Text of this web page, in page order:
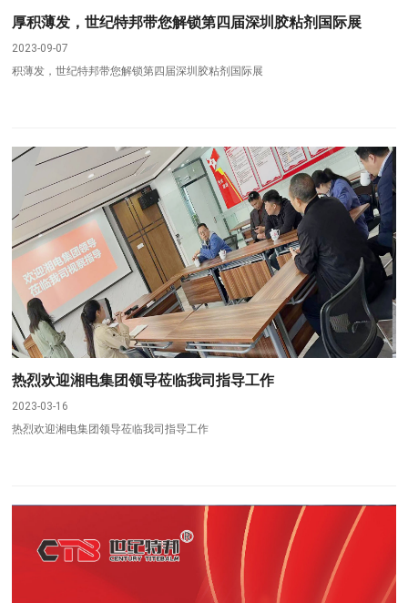
厚积薄发，世纪特邦带您解锁第四届深圳胶粘剂国际展
2023-09-07
积薄发，世纪特邦带您解锁第四届深圳胶粘剂国际展
热烈欢迎湘电集团领导莅临我司指导工作
2023-03-16
热烈欢迎湘电集团领导莅临我司指导工作